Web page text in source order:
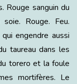
Rouge sanguin du
Rouge. Feu.
engendre aussi
taureau dans les
torero et la foule
mortifères. Le